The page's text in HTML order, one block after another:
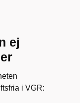
ej
i VGR: